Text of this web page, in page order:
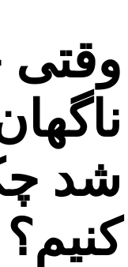
وقتی
شد
کنیم؟